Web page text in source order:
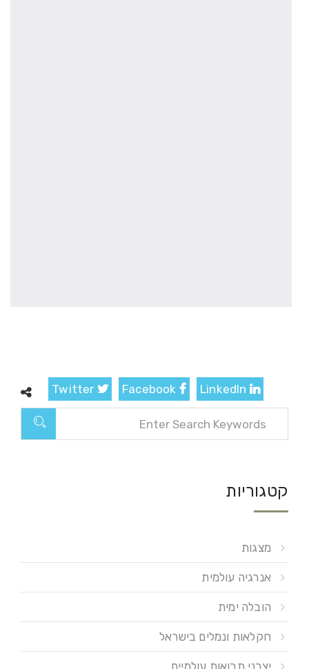
קטגוריות
מצגות
אנרגיה עולמית
הובלה ימית
חקלאות ונמלים בישראל